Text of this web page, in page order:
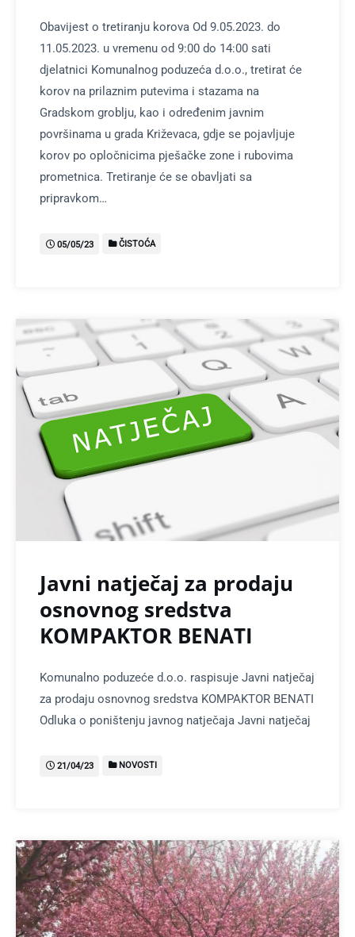
Obavijest o tretiranju korova Od 9.05.2023. do
11.05.2023. u vremenu od 9:00 do 14:00 sati
djelatnici Komunalnog poduzeća d.o.o., tretirat će
korov na prilaznim putevima i stazama na
Gradskom groblju, kao i određenim javnim
površinama u grada Križevaca, gdje se pojavljuje
korov po opločnicima pješačke zone i rubovima
prometnica. Tretiranje će se obavljati sa
pripravkom…
05/05/23 ČISTOĆA
Javni natječaj za prodaju
osnovnog sredstva
KOMPAKTOR BENATI
Komunalno poduzeće d.o.o. raspisuje Javni natječaj
za prodaju osnovnog sredstva KOMPAKTOR BENATI
Odluka o poništenju javnog natječaja Javni natječaj
21/04/23 NOVOSTI